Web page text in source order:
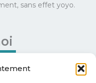
sans effet yoyo.